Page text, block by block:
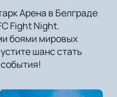
Арена в Белграде
Fight Night.
боями мировых
шанс стать